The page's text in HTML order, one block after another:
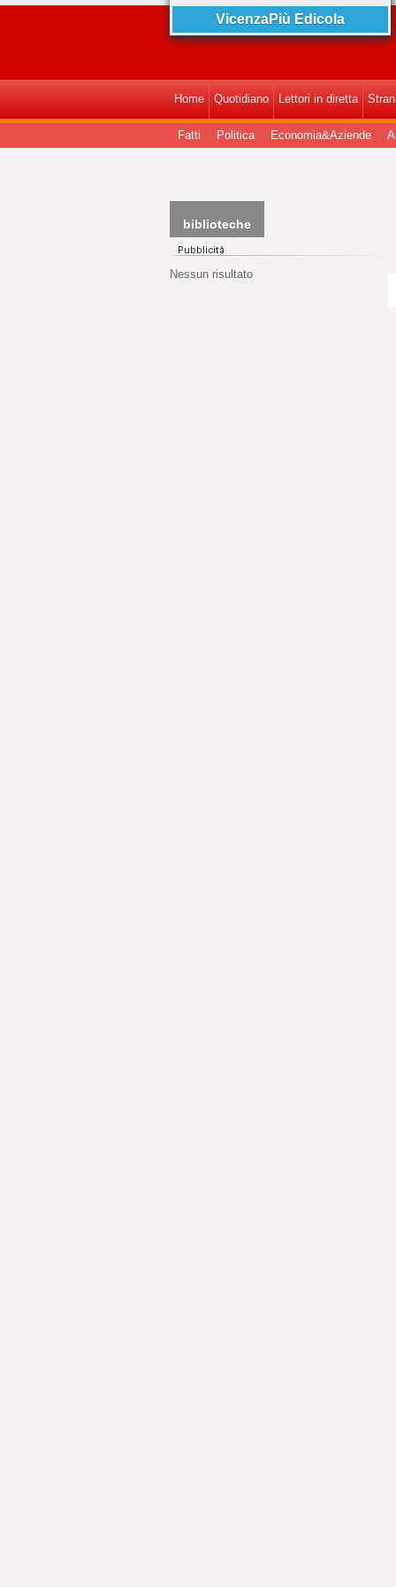
VicenzaPiù Edicola
Home Quotidiano Lettori in diretta
Fatti Politica Economia&Aziende
biblioteche
Nessun risultato